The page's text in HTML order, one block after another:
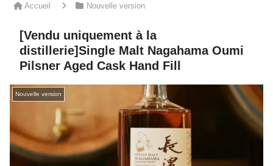
Accueil Nouvelle version
[Vendu uniquement à la
distillerie]Single Malt Nagahama Oumi
Pilsner Aged Cask Hand Fill
Nouvelle version